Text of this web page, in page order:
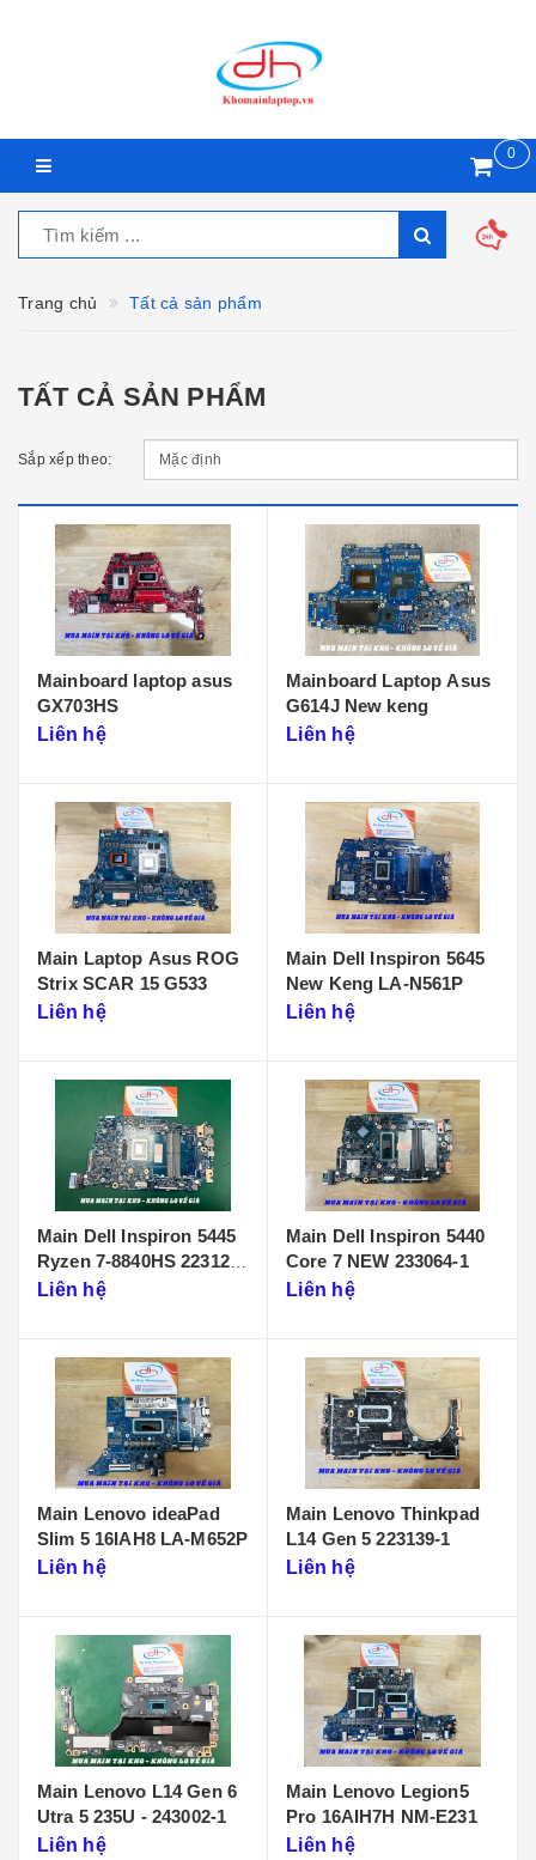
0
Trang chủ Tất cả sản phẩm
TẤT CẢ SẢN PHẨM
Sắp xếp theo:
Mainboard laptop asus
GX703HS
Liên hệ
Mainboard Laptop Asus
G614J New keng
Liên hệ
Main Laptop Asus ROG
Strix SCAR 15 G533
Liên hệ
Main Dell Inspiron 5645
New Keng LA-N561P
Liên hệ
Main Dell Inspiron 5445
Ryzen 7-8840HS 223125-
1Liên hệ
Main Dell Inspiron 5440
Core 7 NEW 233064-1
Liên hệ
Main Lenovo ideaPad
Slim 5 16IAH8 LA-M652P
Liên hệ
Main Lenovo Thinkpad
L14 Gen 5 223139-1
Liên hệ
Main Lenovo L14 Gen 6
Utra 5 235U - 243002-1
Liên hệ
Main Lenovo Legion5
Pro 16AIH7H NM-E231
Liên hệ